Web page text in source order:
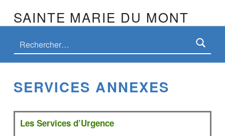
SAINTE MARIE DU MONT
SERVICES ANNEXES
Les Services d’Urgence